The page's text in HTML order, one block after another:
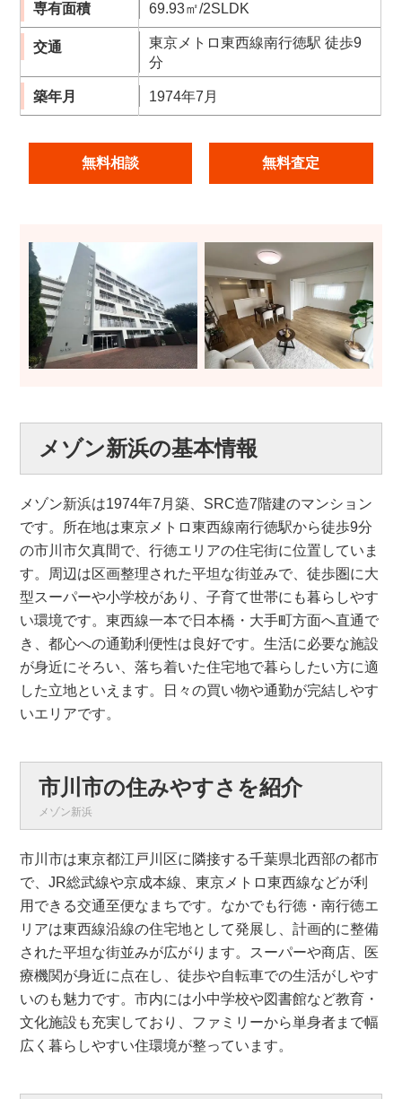
専有面積 69.93㎡/2SLDK
交通
東京メトロ東西線南行徳駅 徒歩9
分
築年月 1974年7月
無料相談 無料査定
メゾン新浜の基本情報
メゾン新浜は1974年7月築、SRC造7階建のマンション
です。所在地は東京メトロ東西線南行徳駅から徒歩9分
の市川市欠真間で、行徳エリアの住宅街に位置していま
す。周辺は区画整理された平坦な街並みで、徒歩圏に大
型スーパーや小学校があり、子育て世帯にも暮らしやす
い環境です。東西線一本で日本橋・大手町方面へ直通で
き、都心への通勤利便性は良好です。生活に必要な施設
が身近にそろい、落ち着いた住宅地で暮らしたい方に適
した立地といえます。日々の買い物や通勤が完結しやす
いエリアです。
市川市の住みやすさを紹介
メゾン新浜
市川市は東京都江戸川区に隣接する千葉県北西部の都市
で、JR総武線や京成本線、東京メトロ東西線などが利
用できる交通至便なまちです。なかでも行徳・南行徳エ
リアは東西線沿線の住宅地として発展し、計画的に整備
された平坦な街並みが広がります。スーパーや商店、医
療機関が身近に点在し、徒歩や自転車での生活がしやす
いのも魅力です。市内には小中学校や図書館など教育・
文化施設も充実しており、ファミリーから単身者まで幅
広く暮らしやすい住環境が整っています。